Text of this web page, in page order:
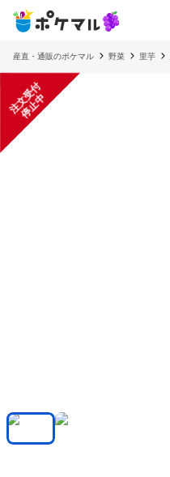
産直・通販のポケマル 野菜 里芋
注
文
受
付
停
止
中